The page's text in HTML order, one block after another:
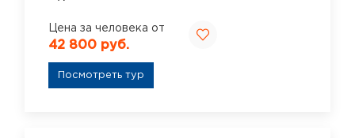
Цена за человека от
42 800 руб.
Посмотреть тур